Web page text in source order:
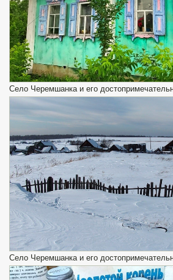
Село Черемшанка и его
Село Черемшанка и его